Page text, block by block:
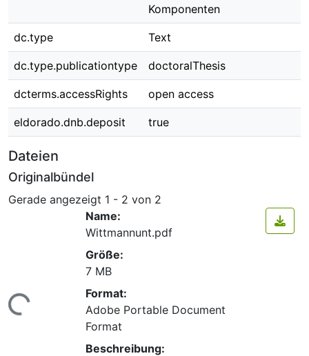
Komponenten
dc.type Text
dc.type.publicationtype doctoralThesis
dcterms.accessRights open access
eldorado.dnb.deposit true
Dateien
Originalbündel
Gerade angezeigt 1 - 2 von 2
Name:
Wittmannunt.pdf
Größe:
7 MB
Format:
Adobe Portable Document
Format
Beschreibung: